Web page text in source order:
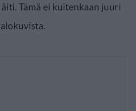
Tämä ei kuitenkaan juuri